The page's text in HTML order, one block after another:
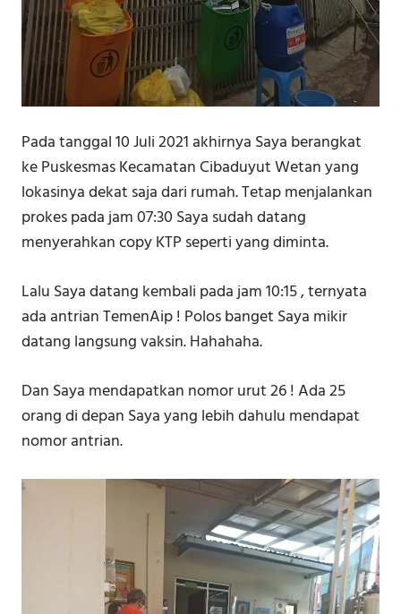
Pada tanggal 10 Juli 2021 akhirnya Saya berangkat
ke Puskesmas Kecamatan Cibaduyut Wetan yang
lokasinya dekat saja dari rumah. Tetap menjalankan
prokes pada jam 07:30 Saya sudah datang
menyerahkan copy KTP seperti yang diminta.
Lalu Saya datang kembali pada jam 10:15 , ternyata
ada antrian TemenAip ! Polos banget Saya mikir
datang langsung vaksin. Hahahaha.
Dan Saya mendapatkan nomor urut 26 ! Ada 25
orang di depan Saya yang lebih dahulu mendapat
nomor antrian.